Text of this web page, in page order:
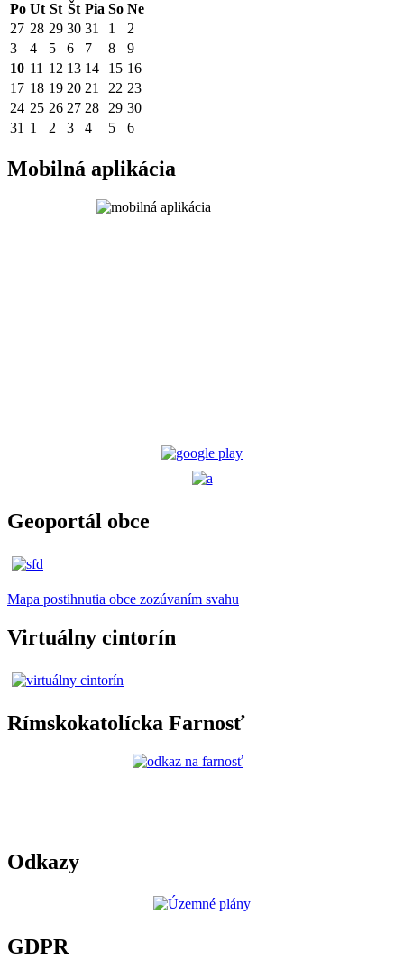
Po Ut St Št Pia So Ne
27 28 29 30 31 1
2
3
4 5 6 7 8
9
10 11 12 13 14 15 16
17 18 19 20 21 22 23
24 25 26 27 28 29 30
31 1 2 3 4 5 6
Mobilná aplikácia
Geoportál obce
Mapa postihnutia obce zozúvaním svahu
Virtuálny cintorín
Rímskokatolícka Farnosť
Odkazy
GDPR